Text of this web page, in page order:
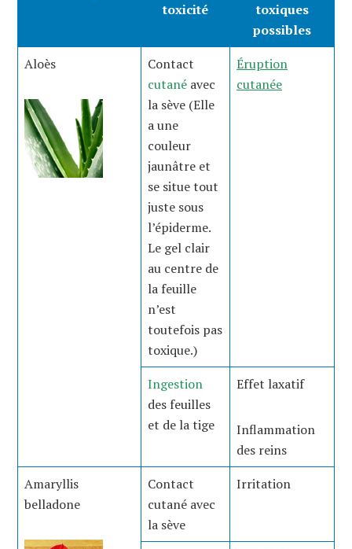
toxicité
toxiques
possibles
Aloès
Contact
cutané avec
la sève (Elle
a une
couleur
jaunâtre et
se situe tout
juste sous
l’épiderme.
Le gel clair
au centre de
la feuille
n’est
toutefois pas
toxique.)
Éruption
cutanée
Ingestion
des feuilles
et de la tige
Effet laxatif
Inflammation
des reins
Amaryllis
belladone
Contact
cutané avec
la sève
Irritation